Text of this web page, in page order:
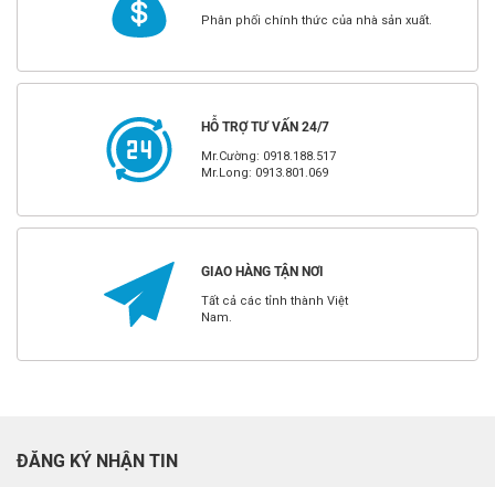
Phân phối chính thức của nhà sản xuất.
HỖ TRỢ TƯ VẤN 24/7
Mr.Cường: 0918.188.517
Mr.Long: 0913.801.069
GIAO HÀNG TẬN NƠI
Tất cả các tỉnh thành Việt
Nam.
ĐĂNG KÝ NHẬN TIN